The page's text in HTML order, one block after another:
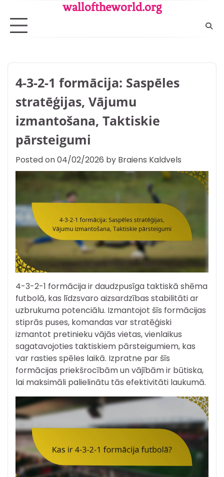
content
walloftheworld.org
4-3-2-1 formācija: Saspēles
stratēģijas, Vājumu
izmantošana, Taktiskie
pārsteigumi
Posted on04/02/2026 by Braiens Kaldvels
4-3-2-1 formācija ir daudzpusīga taktiskā shēma
futbolā, kas līdzsvaro aizsardzības stabilitāti ar
uzbrukuma potenciālu. Izmantojot šīs formācijas
stiprās puses, komandas var stratēģiski
izmantot pretinieku vājās vietas, vienlaikus
sagatavojoties taktiskiem pārsteigumiem, kas
var rasties spēles laikā. Izpratne par šīs
formācijas priekšrocībām un vājībām ir būtiska,
lai maksimāli palielinātu tās efektivitāti laukumā.